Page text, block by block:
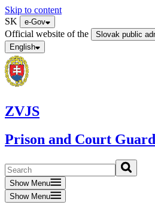
Skip to content
SK
e-Gov
Official website of the
Slovak public
English
ZVJS
Prison and Court
Show Menu
Show Menu